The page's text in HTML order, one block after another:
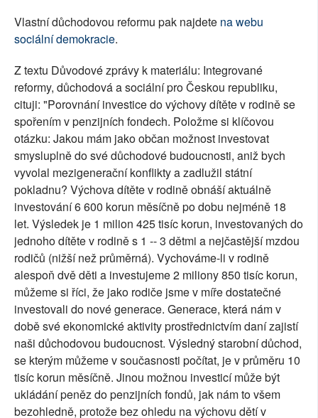
Vlastní důchodovou reformu pak najdete na webu
sociální demokracie.
Z textu Důvodové zprávy k materiálu: Integrované
reformy, důchodová a sociální pro Českou republiku,
cituji: "Porovnání investice do výchovy dítěte v rodině se
spořením v penzijních fondech. Položme si klíčovou
otázku: Jakou mám jako občan možnost investovat
smysluplně do své důchodové budoucnosti, aniž bych
vyvolal mezigenerační konflikty a zadlužil státní
pokladnu? Výchova dítěte v rodině obnáší aktuálně
investování 6 600 korun měsíčně po dobu nejméně 18
let. Výsledek je 1 milion 425 tisíc korun, investovaných do
jednoho dítěte v rodině s 1 -- 3 dětmi a nejčastější mzdou
rodičů (nižší než průměrná). Vychováme-li v rodině
alespoň dvě děti a investujeme 2 miliony 850 tisíc korun,
můžeme si říci, že jako rodiče jsme v míře dostatečné
investovali do nové generace. Generace, která nám v
době své ekonomické aktivity prostřednictvím daní zajistí
naši důchodovou budoucnost. Výsledný starobní důchod,
se kterým můžeme v současnosti počítat, je v průměru 10
tisíc korun měsíčně. Jinou možnou investicí může být
ukládání peněz do penzijních fondů, jak nám to všem
bezohledně, protože bez ohledu na výchovu dětí v